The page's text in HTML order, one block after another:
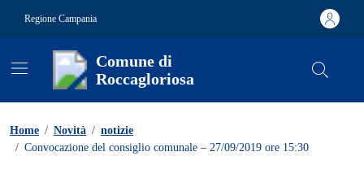
Regione Campania
Comune di
Roccagloriosa
Home / Novità / notizie
/ Convocazione del consiglio comunale – 27/09/2019 ore 15:30